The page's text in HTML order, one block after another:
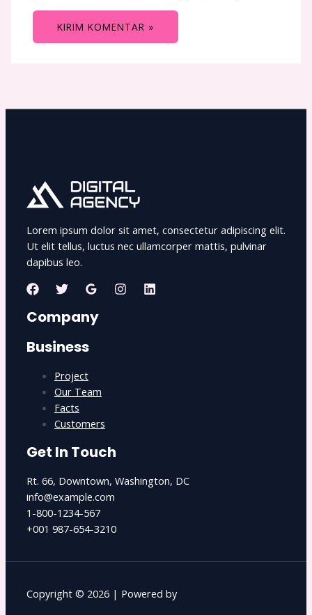
Lorem ipsum dolor sit amet, consectetur adipiscing elit.
Ut elit tellus, luctus nec ullamcorper mattis, pulvinar
dapibus leo.
Company
Business
Project
Our Team
Facts
Customers
Get In Touch
Rt. 66, Downtown, Washington, DC
info@example.com​
1-800-1234-567
+001 987-654-3210
Copyright © 2026 | Powered by